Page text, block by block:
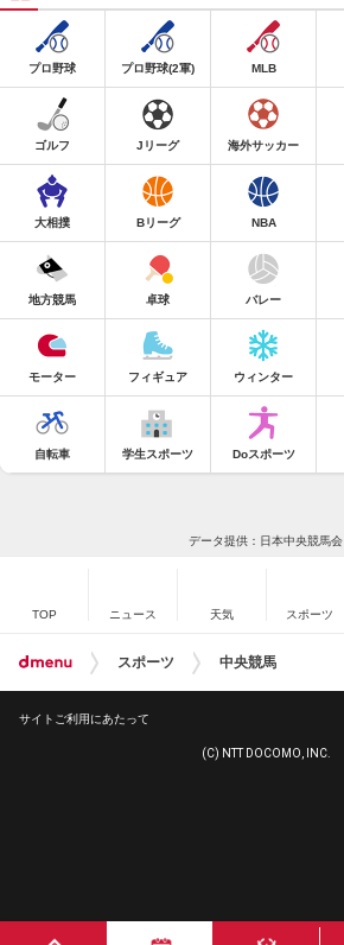
プロ野球 プロ野球(2軍) MLB
ゴルフ Jリーグ 海外サッカー
大相撲 Bリーグ NBA
地方競馬 卓球 バレー
モーター フィギュア ウィンター
自転車 学生スポーツ Doスポーツ
データ提供：日本中央競馬会
TOP ニュース 天気 スポーツ
スポーツ 中央競馬
サイトご利用にあたって
(C) NTT DOCOMO, INC.